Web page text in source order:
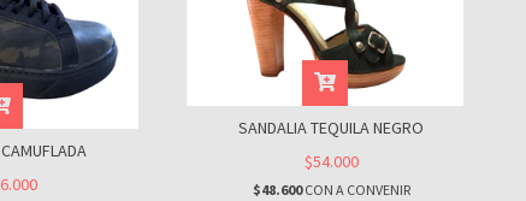
SANDALIA TEQUILA NEGRO
$54.000
$48.600CON A CONVENIR